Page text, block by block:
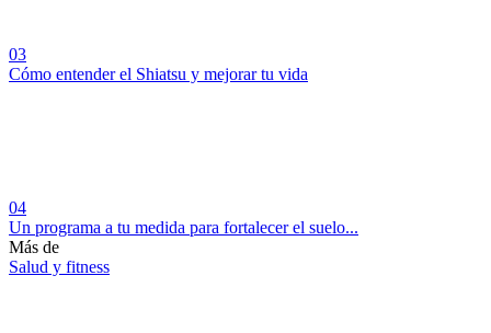
03
Cómo entender el Shiatsu y mejorar tu vida
04
Un programa a tu medida para fortalecer el suelo...
Más de
Salud y fitness